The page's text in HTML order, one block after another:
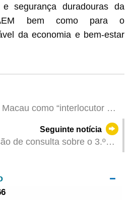
segurança duradouras da
bem como para o
da economia e bem-estar
como “interlocutor de
pela primeira vez, visita
para vários convidados,
Países de Língua
Seguinte notícia
de consulta sobre o 3.º
Administrativa
2030) destinada ao